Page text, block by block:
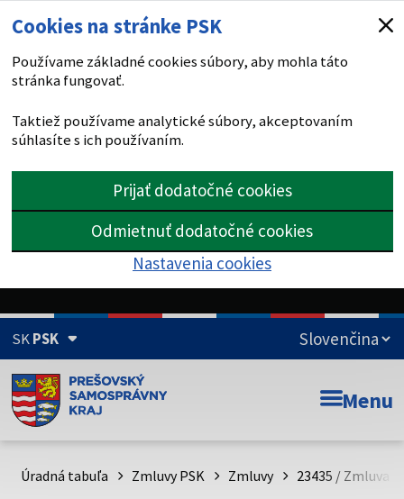
Cookies na stránke PSK
Používame základné cookies súbory, aby mohla táto
stránka fungovať.
Taktiež používame analytické súbory, akceptovaním
súhlasíte s ich používaním.
Prijať dodatočné cookies
Odmietnuť dodatočné cookies
Nastavenia cookies
SKPSK
Doména psk.sk je oficiálna
Toto je oficiálna webová stránka Prešovského
psk.sk.
Menu
Úradná tabuľa Zmluvy PSK Zmluvy 23435 / Zmluva